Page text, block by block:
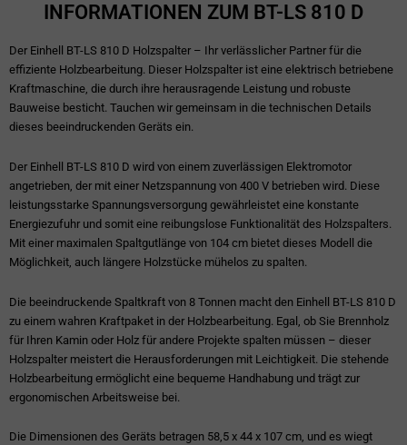
INFORMATIONEN ZUM BT-LS 810 D
Der Einhell BT-LS 810 D Holzspalter – Ihr verlässlicher Partner für die
effiziente Holzbearbeitung. Dieser Holzspalter ist eine elektrisch betriebene
Kraftmaschine, die durch ihre herausragende Leistung und robuste
Bauweise besticht. Tauchen wir gemeinsam in die technischen Details
dieses beeindruckenden Geräts ein.
Der Einhell BT-LS 810 D wird von einem zuverlässigen Elektromotor
angetrieben, der mit einer Netzspannung von 400 V betrieben wird. Diese
leistungsstarke Spannungsversorgung gewährleistet eine konstante
Energiezufuhr und somit eine reibungslose Funktionalität des Holzspalters.
Mit einer maximalen Spaltgutlänge von 104 cm bietet dieses Modell die
Möglichkeit, auch längere Holzstücke mühelos zu spalten.
Die beeindruckende Spaltkraft von 8 Tonnen macht den Einhell BT-LS 810 D
zu einem wahren Kraftpaket in der Holzbearbeitung. Egal, ob Sie Brennholz
für Ihren Kamin oder Holz für andere Projekte spalten müssen – dieser
Holzspalter meistert die Herausforderungen mit Leichtigkeit. Die stehende
Holzbearbeitung ermöglicht eine bequeme Handhabung und trägt zur
ergonomischen Arbeitsweise bei.
Die Dimensionen des Geräts betragen 58,5 x 44 x 107 cm, und es wiegt